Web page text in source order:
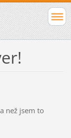
než jsem to